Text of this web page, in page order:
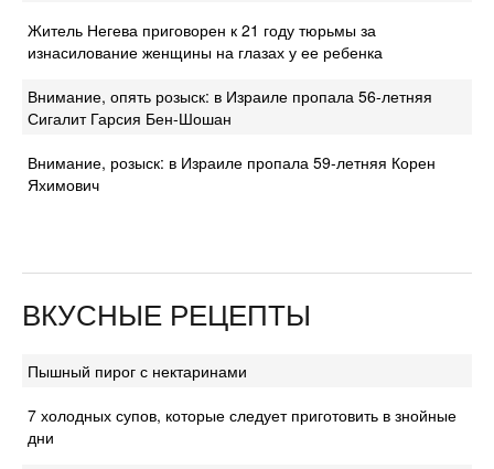
Житель Негева приговорен к 21 году тюрьмы за
изнасилование женщины на глазах у ее ребенка
Внимание, опять розыск: в Израиле пропала 56-летняя
Сигалит Гарсия Бен-Шошан
Внимание, розыск: в Израиле пропала 59-летняя Корен
Яхимович
ВКУСНЫЕ РЕЦЕПТЫ
Пышный пирог с нектаринами
7 холодных супов, которые следует приготовить в знойные
дни